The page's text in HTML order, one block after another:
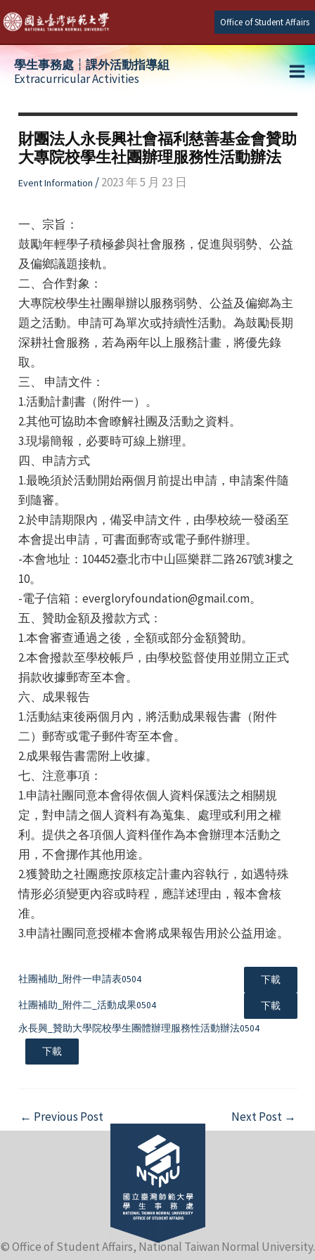
Skip
to
content
Office of Student Affairs
學生事務處┆課外活動指導組
Extracurricular Activities
財團法人永長興社會福利慈善基金會贊助
大專院校學生社團辦理服務性活動辦法
Event Information /2023 年 5 月 23 日
一、宗旨：
鼓勵年輕學子積極參與社會服務，促進與弱勢、公益
及偏鄉議題接軌。
二、合作對象：
大專院校學生社團舉辦以服務弱勢、公益及偏鄉為主
題之活動。申請可為單次或持續性活動。為鼓勵長期
深耕社會服務，若為兩年以上服務計畫，將優先錄
取。
三、 申請文件：
1.活動計劃書（附件一）。
2.其他可協助本會瞭解社團及活動之資料。
3.現場簡報，必要時可線上辦理。
四、申請方式
1.最晚須於活動開始兩個月前提出申請，申請案件隨
到隨審。
2.於申請期限內，備妥申請文件，由學校統一發函至
本會提出申請，可書面郵寄或電子郵件辦理。
-本會地址：104452臺北市中山區樂群二路267號3樓之
10。
-電子信箱：evergloryfoundation@gmail.com。
五、贊助金額及撥款方式：
1.本會審查通過之後，全額或部分金額贊助。
2.本會撥款至學校帳戶，由學校監督使用並開立正式
捐款收據郵寄至本會。
六、成果報告
1.活動結束後兩個月內，將活動成果報告書（附件
二）郵寄或電子郵件寄至本會。
2.成果報告書需附上收據。
七、注意事項：
1.申請社團同意本會得依個人資料保護法之相關規
定，對申請之個人資料有為蒐集、處理或利用之權
利。提供之各項個人資料僅作為本會辦理本活動之
用，不會挪作其他用途。
2.獲贊助之社團應按原核定計畫內容執行，如遇特殊
情形必須變更內容或時程，應詳述理由，報本會核
准。
3.申請社團同意授權本會將成果報告用於公益用途。
社團補助_附件一申請表0504 下載
社團補助_附件二_活動成果0504
下載
永長興_贊助大學院校學生團體辦理服務性活動辦法0504
下載
Post
navigation
← Previous Post Next Post →
© Office of Student Affairs, National Taiwan Normal University.